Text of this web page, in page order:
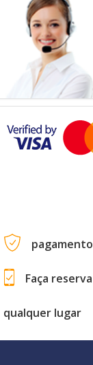
Faça
qualquer lugar